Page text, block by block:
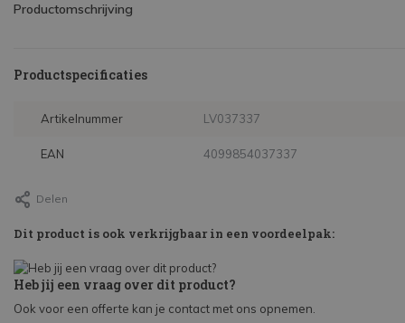
Productomschrijving
Productspecificaties
Artikelnummer LV037337
EAN 4099854037337
Delen
Dit product is ook verkrijgbaar in een voordeelpak:
Heb jij een vraag over dit product?
Ook voor een offerte kan je contact met ons opnemen.